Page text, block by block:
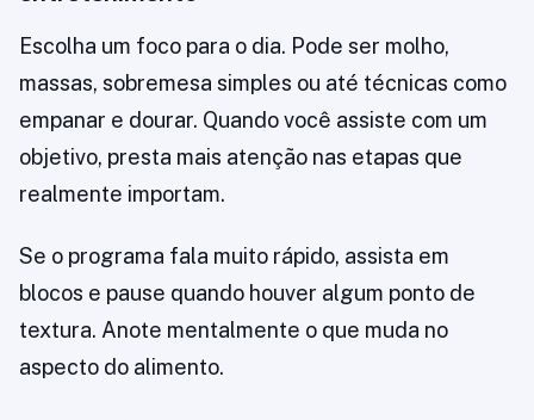
Escolha um foco para o dia. Pode ser molho,
massas, sobremesa simples ou até técnicas como
empanar e dourar. Quando você assiste com um
objetivo, presta mais atenção nas etapas que
realmente importam.
Se o programa fala muito rápido, assista em
blocos e pause quando houver algum ponto de
textura. Anote mentalmente o que muda no
aspecto do alimento.